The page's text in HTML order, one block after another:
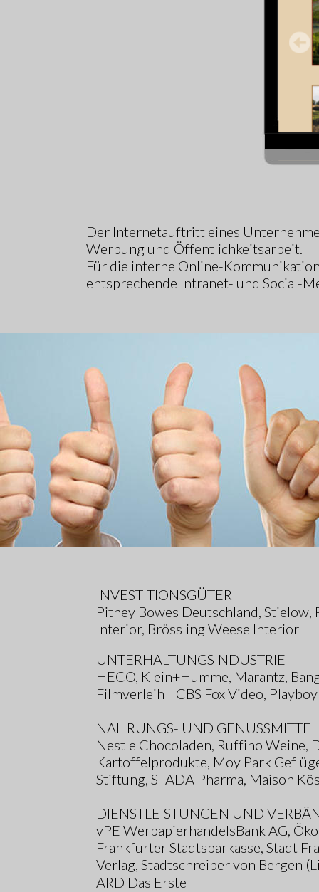
INVESTITIONSGÜTER
Pitney Bowes Deutschland,
Interior, Brössling Weese Interior
UNTERHALTUNGSINDUSTRIE
HECO, Klein+Humme, Marantz,
Filmverleih    CBS Fox Video,
NAHRUNGS- UND GENUSSMITTEL
Nestle Chocoladen, Ruffino Weine,
Kartoffelprodukte, Moy Park
Stiftung, STADA Pharma, Maison
DIENSTLEISTUNGEN UND
vPE WerpapierhandelsBank AG,
Frankfurter Stadtsparkasse, Stadt
Verlag, Stadtschreiber von Bergen
ARD Das Erste
Der Internetauftritt eines
Werbung und Öffentlichkeitsarbeit.
Für die interne Online-
entsprechende Intranet- und Social-